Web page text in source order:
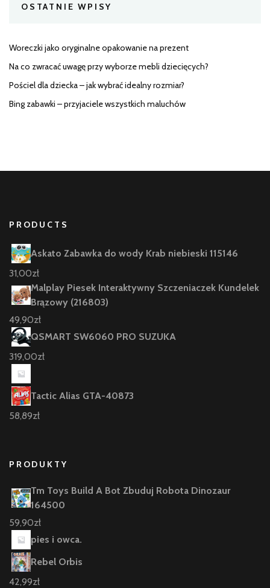
OSTATNIE WPISY
Woreczki jako oryginalne opakowanie na prezent
Na co zwracać uwagę przy wyborze mebli dziecięcych?
Pościel dla dziecka – jak wybrać idealny rozmiar?
Bing zabawki – przyjaciele wszystkich maluchów
PRODUCTS
Askato Zabawka do wody Krab niebieski 115146
31,00zł
Malplay Piesek Interaktywny Szczeniaczek Kundelek
Brązowy (216803)
49,90zł
QSMART SW6060 PRO SUZUKA
319,00zł
Tactic Alias GTA-40873
58,89zł
PRODUKTY
Tm Toys Build A Bot Zbuduj Robota Dinozaur
164500
59,90zł
pies i owca.
Rebel Orbis
42,99zł